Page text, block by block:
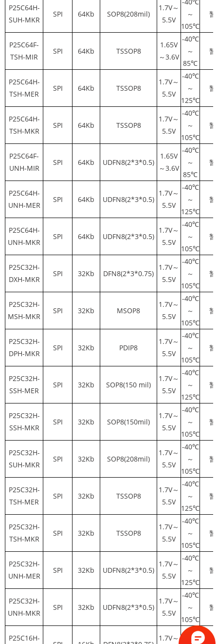
P25C64H-
SUH-MKR
SPI 64Kb SOP8(208mil)
1.7V～
5.5V
～
105℃
暂
P25C64F-
TSH-MIR
SPI 64Kb TSSOP8
1.65V
～3.6V
-40℃
～
85℃
暂
P25C64H-
TSH-MER
SPI 64Kb TSSOP8
1.7V～
5.5V
-40℃
～
125℃
暂
P25C64H-
TSH-MKR
SPI 64Kb TSSOP8
1.7V～
5.5V
-40℃
～
105℃
暂
P25C64F-
UNH-MIR
SPI 64Kb UDFN8(2*3*0.5)
1.65V
～3.6V
-40℃
～
85℃
暂
P25C64H-
UNH-MER
SPI 64Kb UDFN8(2*3*0.5)
1.7V～
5.5V
-40℃
～
125℃
暂
P25C64H-
UNH-MKR
SPI 64Kb UDFN8(2*3*0.5)
1.7V～
5.5V
-40℃
～
105℃
暂
P25C32H-
DXH-MKR
SPI 32Kb DFN8(2*3*0.75)
1.7V～
5.5V
-40℃
～
105℃
暂
P25C32H-
MSH-MKR
SPI 32Kb MSOP8
1.7V～
5.5V
-40℃
～
105℃
暂
P25C32H-
DPH-MKR
SPI 32Kb PDIP8
1.7V～
5.5V
-40℃
～
105℃
暂
P25C32H-
SSH-MER
SPI 32Kb SOP8(150 mil)
1.7V～
5.5V
-40℃
～
125℃
暂
P25C32H-
SSH-MKR
SPI 32Kb SOP8(150mil)
1.7V～
5.5V
-40℃
～
105℃
暂
P25C32H-
SUH-MKR
SPI 32Kb SOP8(208mil)
1.7V～
5.5V
-40℃
～
105℃
暂
P25C32H-
TSH-MER
SPI 32Kb TSSOP8
1.7V～
5.5V
-40℃
～
125℃
暂
P25C32H-
TSH-MKR
SPI 32Kb TSSOP8
1.7V～
5.5V
-40℃
～
105℃
暂
P25C32H-
UNH-MER
SPI 32Kb UDFN8(2*3*0.5)
1.7V～
5.5V
-40℃
～
125℃
暂
P25C32H-
UNH-MKR
SPI 32Kb UDFN8(2*3*0.5)
1.7V～
5.5V
-40℃
～
105℃
暂
P25C16H- 1.7V～
-40℃